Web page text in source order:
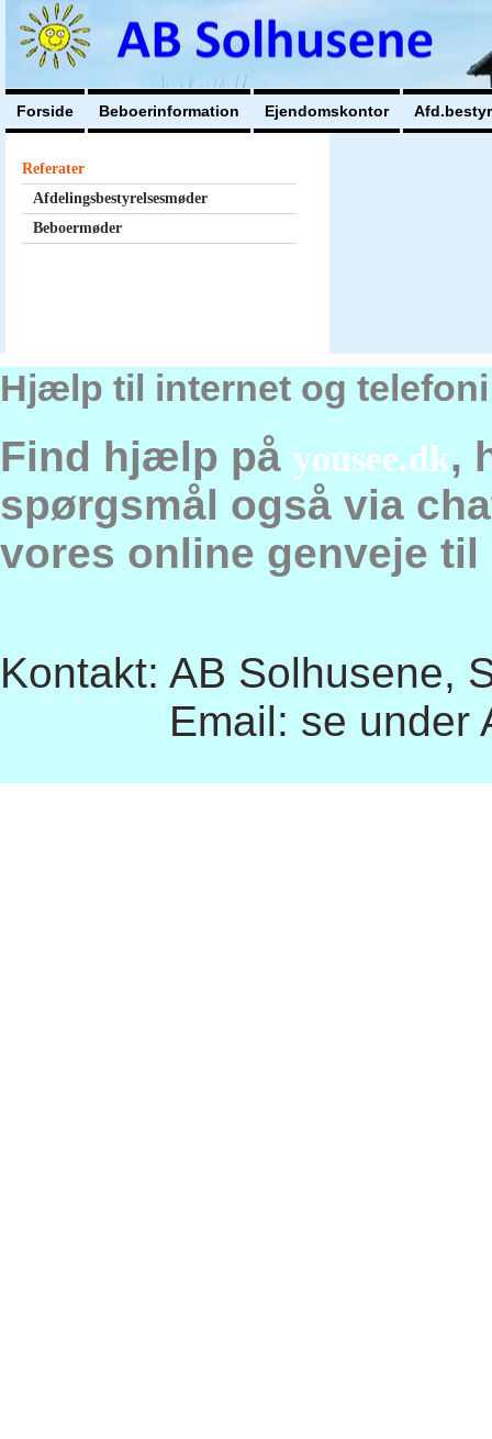
Forside Beboerinformation Ejendomskontor
Referater
Afdelingsbestyrelsesmøder
Beboermøder
Hjælp til internet og telefoni
Find hjælp på yousee.dk,
spørgsmål også via
vores online genveje
Kontakt: AB Solhusene,
Email: se under